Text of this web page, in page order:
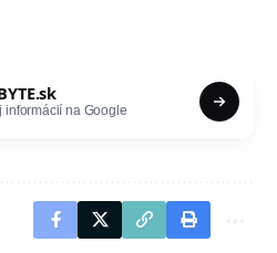
informácií na Google